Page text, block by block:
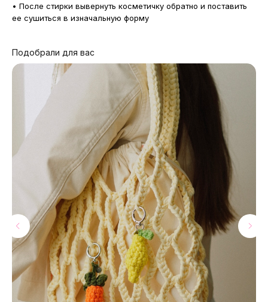
• После стирки вывернуть косметичку обратно и поставить
ее сушиться в изначальную форму
Подобрали для вас
МАГАЗИНЫ
Потрогать, примерить,
ВЛЮБИТЬСЯ И КУПИТЬ
наш бренд вы можете по адресу